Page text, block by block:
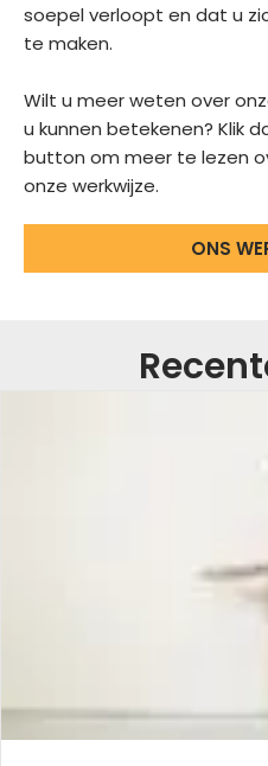
soepel verloopt en dat u
te maken.
Wilt u meer weten over
u kunnen betekenen? Klik
button om meer te lezen
onze werkwijze.
ONS